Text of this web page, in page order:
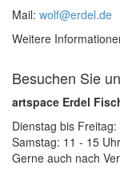
Mail: wolf@erdel.de
Weitere
Besuchen Sie
artspace Erdel
Dienstag bis
Samstag: 11 - 15 Uhr
Gerne auch nach